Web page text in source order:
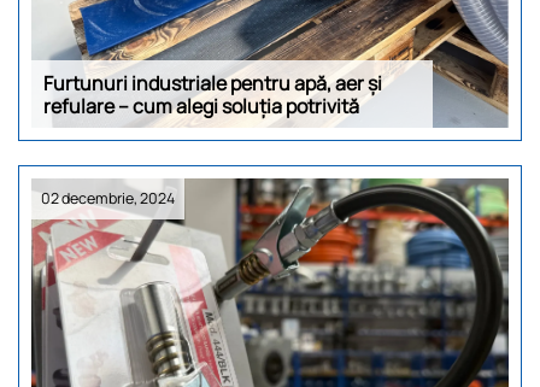
Furtunuri industriale pentru apă, aer și
refulare – cum alegi soluția potrivită
02 decembrie, 2024